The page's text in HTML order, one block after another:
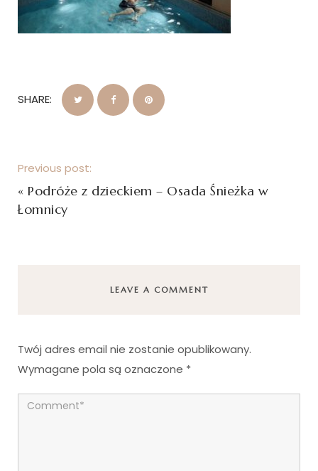
SHARE:
Previous post:
« Podróże z dzieckiem – Osada Śnieżka w
Łomnicy
LEAVE A COMMENT
Twój adres email nie zostanie opublikowany.
Wymagane pola są oznaczone *